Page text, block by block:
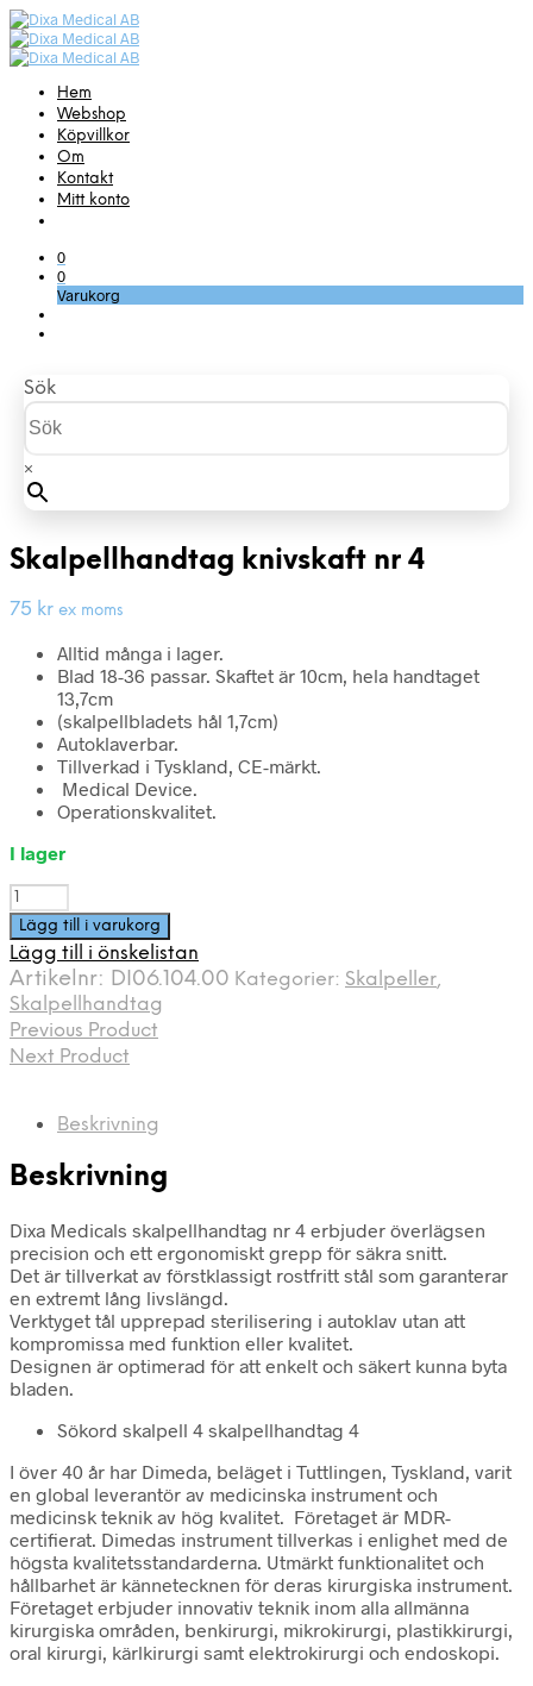
Hem
Webshop
Köpvillkor
Om
Kontakt
Mitt konto
0
0
Varukorg
Sök
×
Skalpellhandtag knivskaft nr 4
75 kr ex moms
Alltid många i lager.
Blad 18-36 passar. Skaftet är 10cm, hela handtaget
13,7cm
(skalpellbladets hål 1,7cm)
Autoklaverbar.
Tillverkad i Tyskland, CE-märkt.
Medical Device.
Operationskvalitet.
I lager
Skalpellhandtag
knivskaft
nr
4
mängd
Lägg till i varukorg
Lägg till i önskelistan
Artikelnr: DI06.104.00 Kategorier: Skalpeller,
Skalpellhandtag
Previous Product
Next Product
Beskrivning
Beskrivning
Dixa Medicals skalpellhandtag nr 4 erbjuder överlägsen
precision och ett ergonomiskt grepp för säkra snitt.
Det är tillverkat av förstklassigt rostfritt stål som garanterar
en extremt lång livslängd.
Verktyget tål upprepad sterilisering i autoklav utan att
kompromissa med funktion eller kvalitet.
Designen är optimerad för att enkelt och säkert kunna byta
bladen.
Sökord skalpell 4 skalpellhandtag 4
I över 40 år har Dimeda, beläget i Tuttlingen, Tyskland, varit
en global leverantör av medicinska instrument och
medicinsk teknik av hög kvalitet. Företaget är MDR-
certifierat. Dimedas instrument tillverkas i enlighet med de
högsta kvalitetsstandarderna. Utmärkt funktionalitet och
hållbarhet är kännetecknen för deras kirurgiska instrument.
Företaget erbjuder innovativ teknik inom alla allmänna
kirurgiska områden, benkirurgi, mikrokirurgi, plastikkirurgi,
oral kirurgi, kärlkirurgi samt elektrokirurgi och endoskopi.